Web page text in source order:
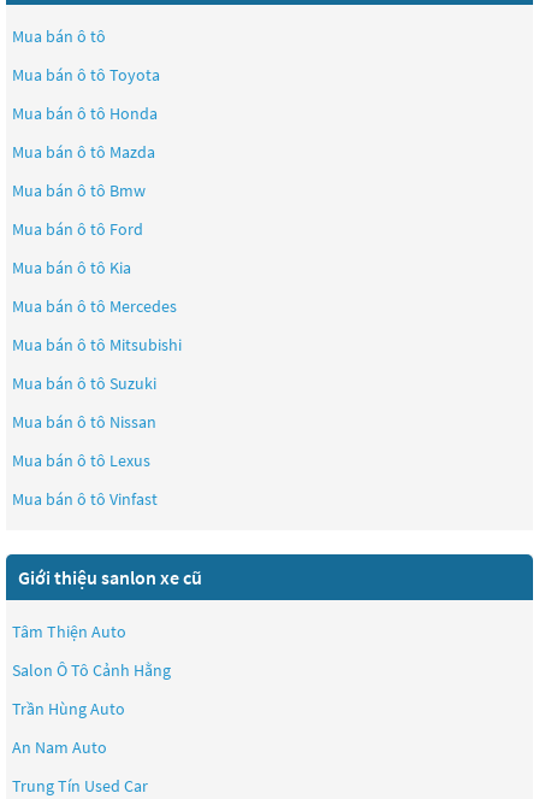
Mua bán ô tô
Mua bán ô tô Toyota
Mua bán ô tô Honda
Mua bán ô tô Mazda
Mua bán ô tô Bmw
Mua bán ô tô Ford
Mua bán ô tô Kia
Mua bán ô tô Mercedes
Mua bán ô tô Mitsubishi
Mua bán ô tô Suzuki
Mua bán ô tô Nissan
Mua bán ô tô Lexus
Mua bán ô tô Vinfast
Giới thiệu sanlon xe cũ
Tâm Thiện Auto
Salon Ô Tô Cảnh Hằng
Trần Hùng Auto
An Nam Auto
Trung Tín Used Car